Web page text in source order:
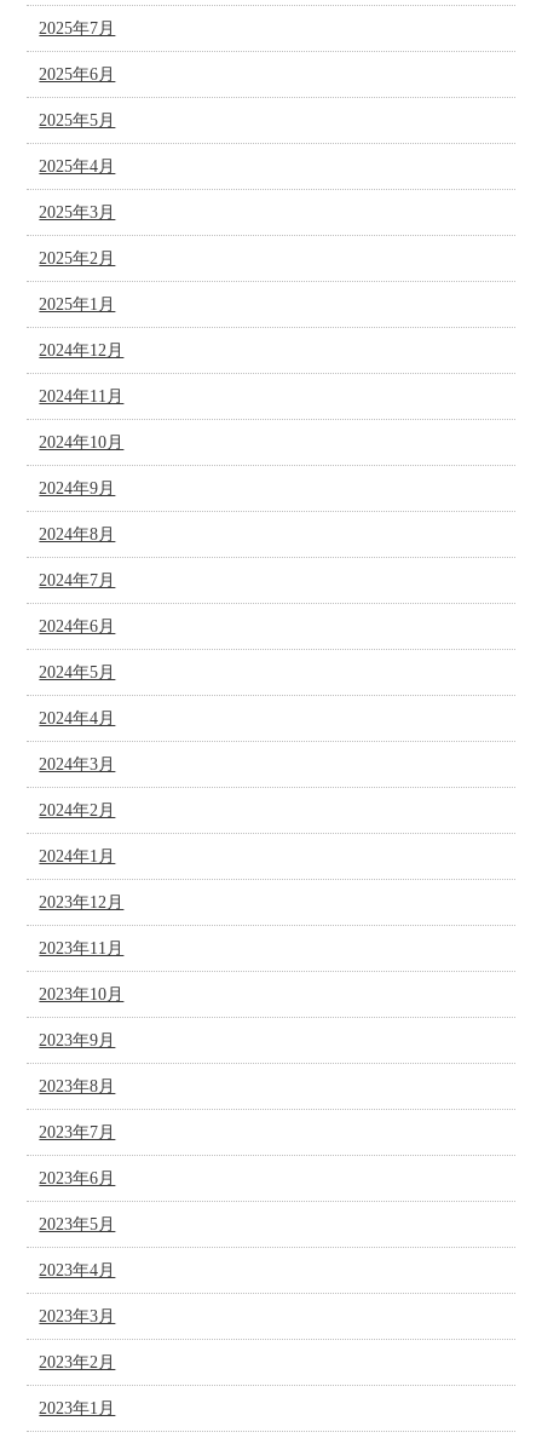
2025年7月
2025年6月
2025年5月
2025年4月
2025年3月
2025年2月
2025年1月
2024年12月
2024年11月
2024年10月
2024年9月
2024年8月
2024年7月
2024年6月
2024年5月
2024年4月
2024年3月
2024年2月
2024年1月
2023年12月
2023年11月
2023年10月
2023年9月
2023年8月
2023年7月
2023年6月
2023年5月
2023年4月
2023年3月
2023年2月
2023年1月